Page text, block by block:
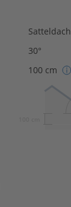
Satteldach
30°
100 cm